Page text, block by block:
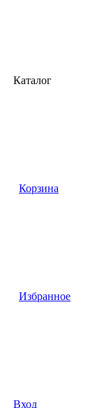
Каталог
Корзина
Избранное
Вход